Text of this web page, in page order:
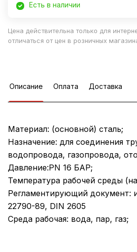
Есть в наличии
Цена действительна только для
отличаться от цен в розничных
Описание Оплата Доставка
Материал: (основной) сталь;
Назначение: для соединения
водопровода, газопровода,
Давление:PN 16 БАР;
Температура рабочей среды
Регламентирующий документ:
22790-89, DIN 2605
Среда рабочая: вода, пар, газ;